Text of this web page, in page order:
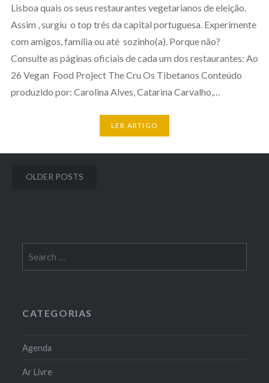
Lisboa quais os seus restaurantes vegetarianos de eleição.
Assim , surgiu o top três da capital portuguesa. Experimente
com amigos, família ou até sozinho(a). Porque não?
Consulte as páginas oficiais de cada um dos restaurantes: Ao
26 Vegan Food Project The Cru Os Tibetanos Conteúdo
produzido por: Carolina Alves, Catarina Carvalho,…
LER ARTIGO
Posts
OLDER POSTS
for:
CATEGORIAS
Agenda
Ar Livre